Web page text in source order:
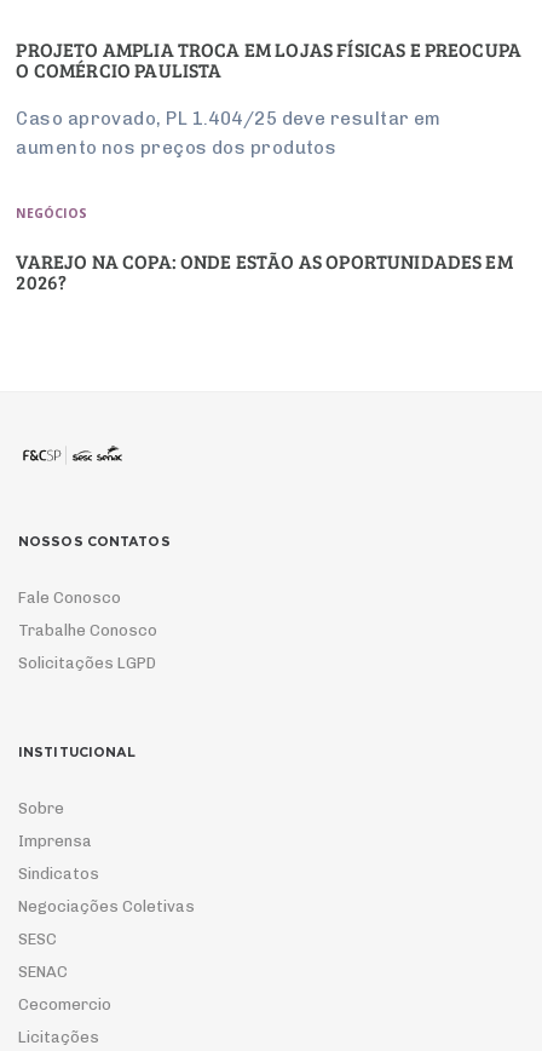
PROJETO AMPLIA TROCA EM LOJAS FÍSICAS E PREOCUPA
O COMÉRCIO PAULISTA
Caso aprovado, PL 1.404/25 deve resultar em
aumento nos preços dos produtos
NEGÓCIOS
VAREJO NA COPA: ONDE ESTÃO AS OPORTUNIDADES EM
2026?
NOSSOS CONTATOS
Fale Conosco
Trabalhe Conosco
Solicitações LGPD
INSTITUCIONAL
Sobre
Imprensa
Sindicatos
Negociações Coletivas
SESC
SENAC
Cecomercio
Licitações